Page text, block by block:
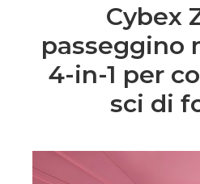
Cybex
passeggino
4-in-1 per
sci di